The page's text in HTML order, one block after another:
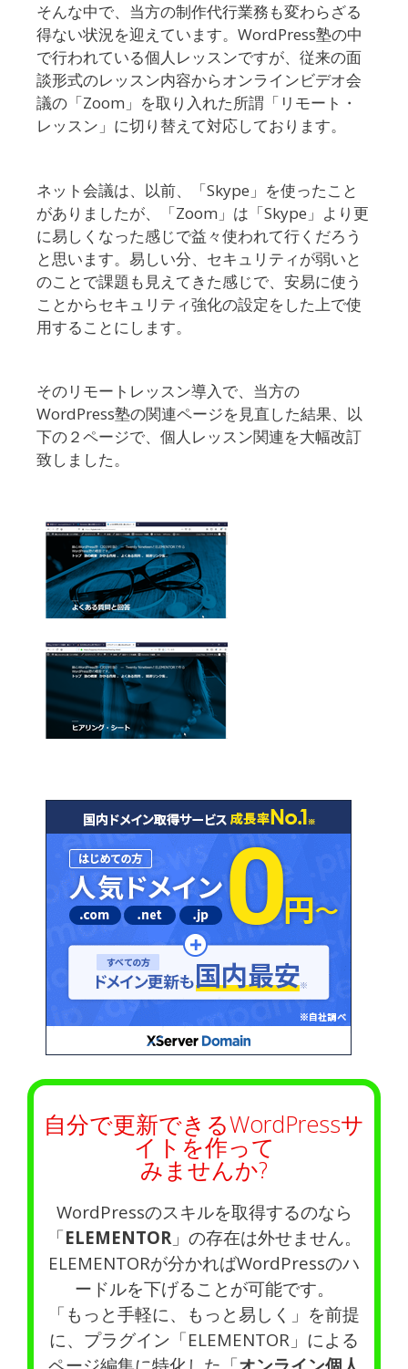
そんな中で、当方の制作代行業務も変わらざる
得ない状況を迎えています。WordPress塾の中
で行われている個人レッスンですが、従来の面
談形式のレッスン内容からオンラインビデオ会
議の「Zoom」を取り入れた所謂「リモート・
レッスン」に切り替えて対応しております。
ネット会議は、以前、「Skype」を使ったこと
がありましたが、「Zoom」は「Skype」より更
に易しくなった感じで益々使われて行くだろう
と思います。易しい分、セキュリティが弱いと
のことで課題も見えてきた感じで、安易に使う
ことからセキュリティ強化の設定をした上で使
用することにします。
そのリモートレッスン導入で、当方の
WordPress塾の関連ページを見直した結果、以
下の２ページで、個人レッスン関連を大幅改訂
致しました。
自分で更新できるWordPressサ
イトを作って
みませんか?
WordPressのスキルを取得するのなら
「ELEMENTOR」の存在は外せません。
ELEMENTORが分かればWordPressのハ
ードルを下げることが可能です。
「もっと手軽に、もっと易しく」を前提
に、プラグイン「ELEMENTOR」による